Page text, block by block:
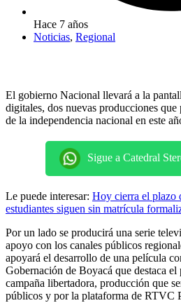
Hace 7 años
Noticias, Regional
El gobierno Nacional llevará a la
digitales, dos nuevas producciones
de la independencia nacional en este
Sigue a Catedral
Le puede interesar: Hoy cierra el plazo
estudiantes siguen sin matrícula
Por un lado se producirá una serie
apoyo con los canales públicos
apoyará el desarrollo de una película
Gobernación de Boyacá que destaca
campaña libertadora, producción que
públicos y por la plataforma de RTVC